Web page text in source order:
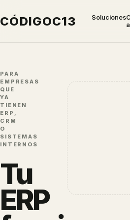
CÓDIGOC13 Soluciones
PARA
EMPRESAS
QUE
YA
TIENEN
ERP,
CRM
O
SISTEMAS
INTERNOS
Tu
ERP